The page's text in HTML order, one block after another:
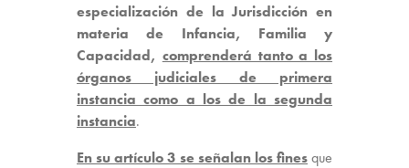
especialización de la Jurisdicción en
materia de Infancia, Familia y
Capacidad, comprenderá tanto a los
órganos judiciales de primera
instancia como a los de la segunda
instancia.
En su artículo 3 se señalan los finesque